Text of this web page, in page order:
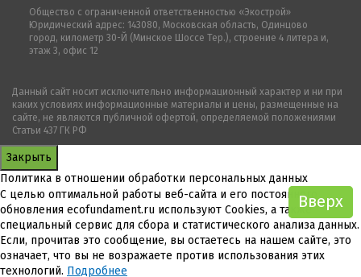
Общество с ограниченной ответственностью «Экострой»
Юридический адрес: 143080, Московская область, Одинцово
город, километр 30-Й (Минское Шоссе Тер.), строение 4 литера и,
этаж 3, офис 12
Данный сайт носит исключительно информационный характер и ни при
каких условиях информационные материалы и цены, размещенные на
сайте, не являются публичной офертой, определяемой положениями
Статьи 437 ГК РФ
Вверх
Вверх
Закрыть
Политика в отношении обработки персональных данных
С целью оптимальной работы веб-сайта и его постоянного
обновления ecofundament.ru используют Cookies, а также
специальный сервис для сбора и статистического анализа данных.
Если, прочитав это сообщение, вы остаетесь на нашем сайте, это
означает, что вы не возражаете против использования этих
технологий. Подробнее